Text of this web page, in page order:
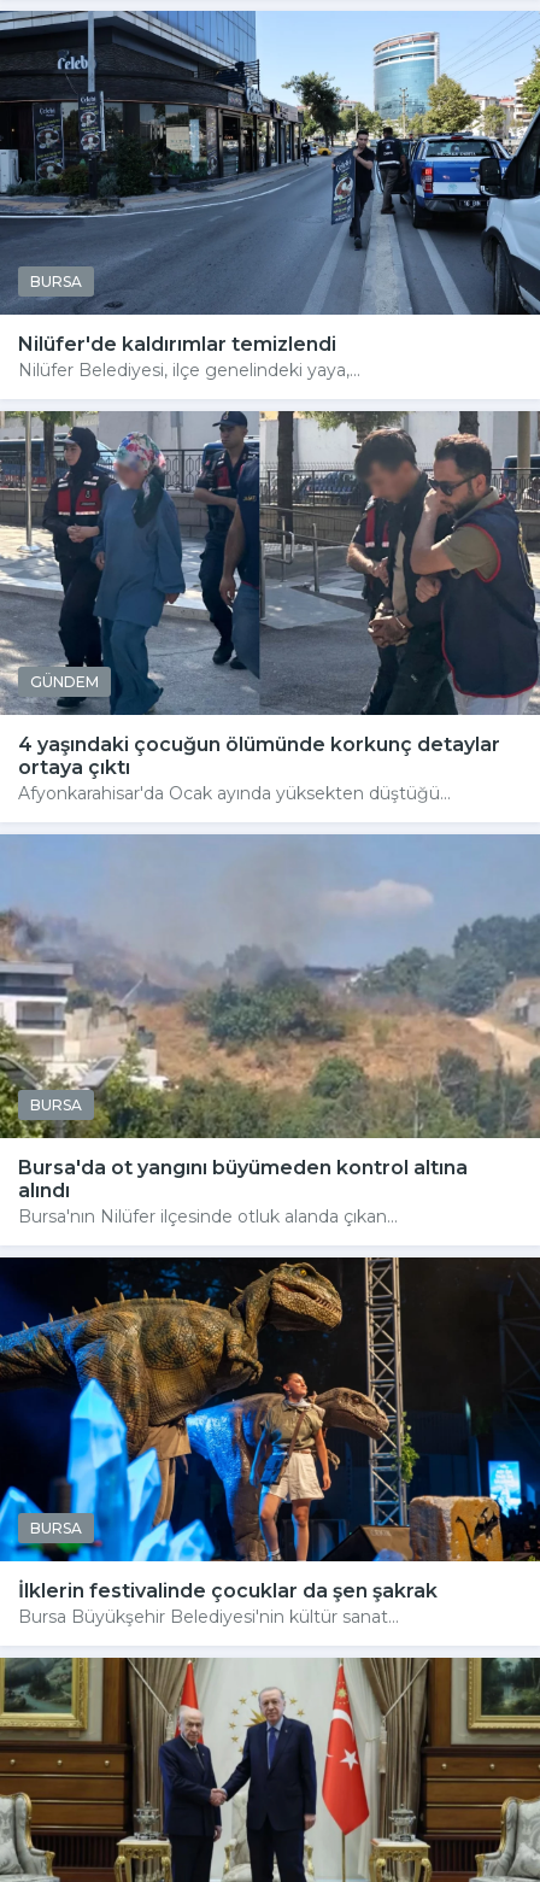
BURSA
Nilüfer'de kaldırımlar temizlendi
Nilüfer Belediyesi, ilçe genelindeki yaya,...
GÜNDEM
4 yaşındaki çocuğun ölümünde korkunç detaylar
ortaya çıktı
Afyonkarahisar'da Ocak ayında yüksekten düştüğü...
BURSA
Bursa'da ot yangını büyümeden kontrol altına
alındı
Bursa'nın Nilüfer ilçesinde otluk alanda çıkan...
BURSA
İlklerin festivalinde çocuklar da şen şakrak
Bursa Büyükşehir Belediyesi'nin kültür sanat...